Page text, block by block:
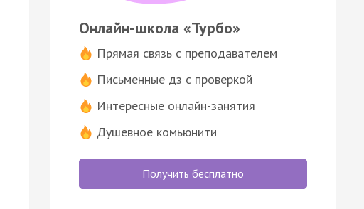
Онлайн-школа «Турбо»
Прямая связь с преподавателем
Письменные дз с проверкой
Интересные онлайн-занятия
Душевное комьюнити
Получить бесплатно